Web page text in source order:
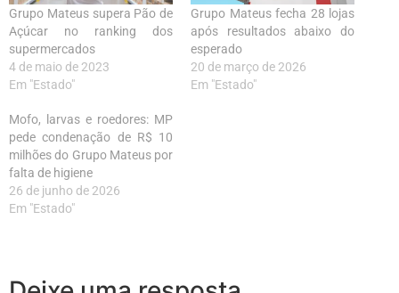
Grupo Mateus supera Pão de
Açúcar no ranking dos
supermercados
4 de maio de 2023
Em "Estado"
Grupo Mateus fecha 28 lojas
após resultados abaixo do
esperado
20 de março de 2026
Em "Estado"
Mofo, larvas e roedores: MP
pede condenação de R$ 10
milhões do Grupo Mateus por
falta de higiene
26 de junho de 2026
Em "Estado"